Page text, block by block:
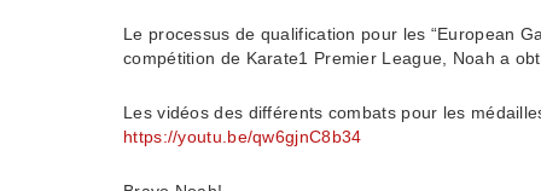
Le processus de qualification pour les “European
compétition de Karate1 Premier League, Noah a
Les vidéos des différents combats pour les
https://youtu.be/qw6gjnC8b34